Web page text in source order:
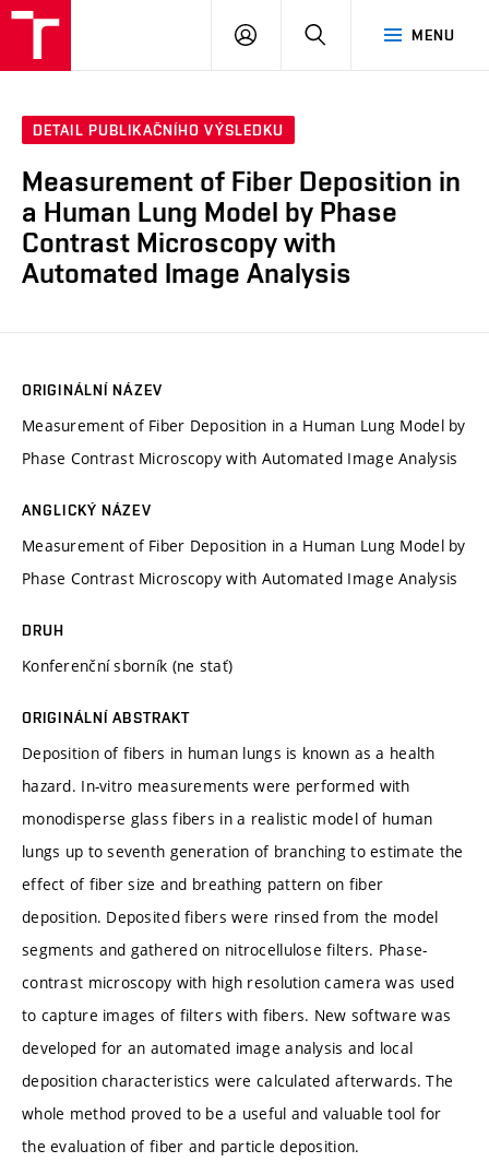
MENU
PŘIHLÁSIT
DETAIL PUBLIKAČNÍHO VÝSLEDKU
Measurement of Fiber Deposition in
a Human Lung Model by Phase
Contrast Microscopy with
Automated Image Analysis
ORIGINÁLNÍ NÁZEV
Measurement of Fiber Deposition in a Human Lung Model by
Phase Contrast Microscopy with Automated Image Analysis
ANGLICKÝ NÁZEV
Measurement of Fiber Deposition in a Human Lung Model by
Phase Contrast Microscopy with Automated Image Analysis
DRUH
Konferenční sborník (ne stať)
ORIGINÁLNÍ ABSTRAKT
Deposition of fibers in human lungs is known as a health
hazard. In-vitro measurements were performed with
monodisperse glass fibers in a realistic model of human
lungs up to seventh generation of branching to estimate the
effect of fiber size and breathing pattern on fiber
deposition. Deposited fibers were rinsed from the model
segments and gathered on nitrocellulose filters. Phase-
contrast microscopy with high resolution camera was used
to capture images of filters with fibers. New software was
developed for an automated image analysis and local
deposition characteristics were calculated afterwards. The
whole method proved to be a useful and valuable tool for
the evaluation of fiber and particle deposition.